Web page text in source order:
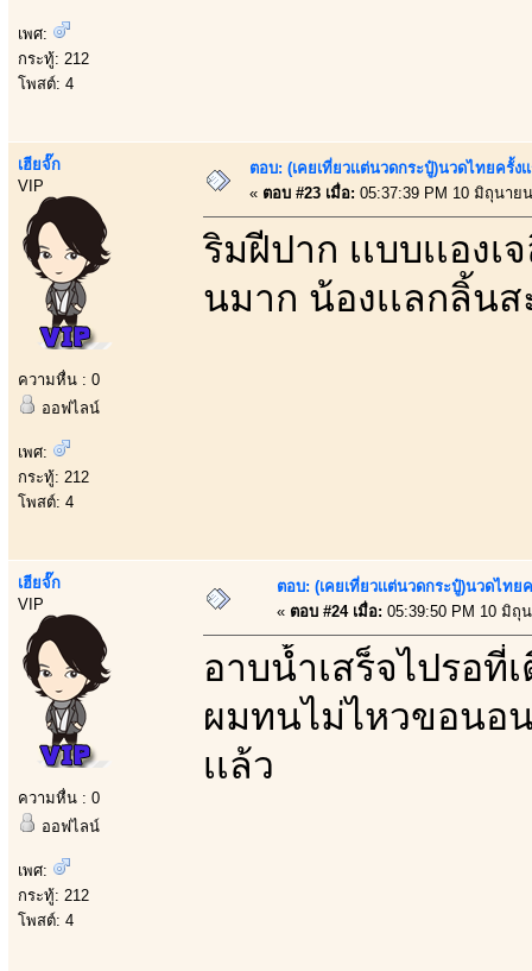
เพศ:
กระทู้: 212
โพสต์: 4
เฮียจั๊ก
VIP
ความหื่น : 0
ออฟไลน์
เพศ:
กระทู้: 212
โพสต์: 4
ตอบ: (เคยเที่ยวเเต่นวดกระปู๋)นวดไทยครั้ง
« ตอบ #23 เมื่อ: 05:37:39 PM 10 มิถุนาย
ริมฝีปาก เเบบเเอง
นมาก น้องเเลกลิ้น
เฮียจั๊ก
VIP
ความหื่น : 0
ออฟไลน์
เพศ:
กระทู้: 212
โพสต์: 4
ตอบ: (เคยเที่ยวเเต่นวดกระปู๋)นวดไทย
« ตอบ #24 เมื่อ: 05:39:50 PM 10 มิถุ
อาบน้ำเสร็จไปรอ
ผมทนไม่ไหวขอนอ
เเล้ว